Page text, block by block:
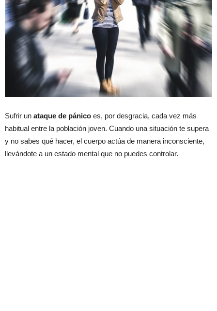
Sufrir un ataque de pánico es, por desgracia, cada vez más
habitual entre la población joven. Cuando una situación te supera
y no sabes qué hacer, el cuerpo actúa de manera inconsciente,
llevándote a un estado mental que no puedes controlar.